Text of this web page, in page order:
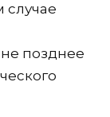
случае
позднее